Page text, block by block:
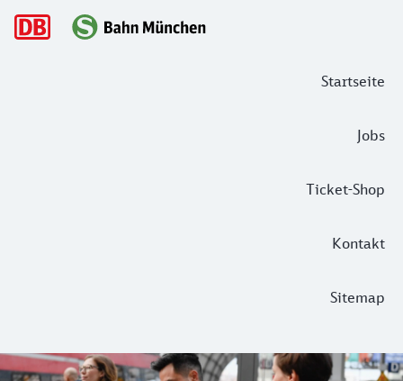
Startseite
Jobs
Ticket-Shop
Kontakt
Sitemap
Hauptnavigation
DB Streckenagent - Newsletter